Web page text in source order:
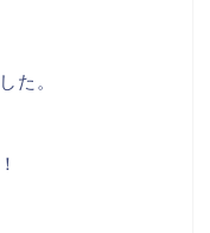
た。